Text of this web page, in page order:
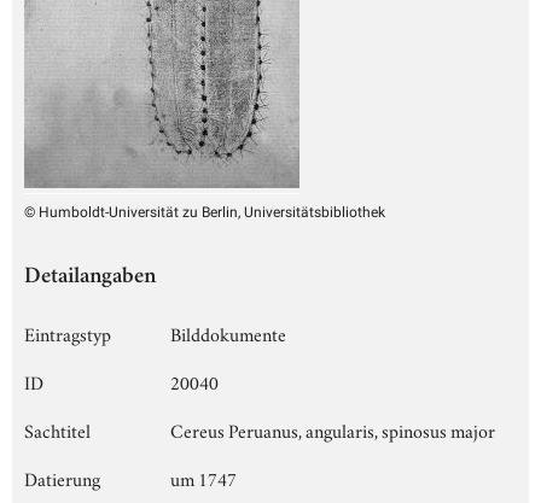
© Humboldt-Universität zu Berlin, Universitätsbibliothek
Detailangaben
Eintragstyp
Bilddokumente
ID
20040
Sachtitel
Cereus Peruanus, angularis, spinosus major
Datierung
um 1747